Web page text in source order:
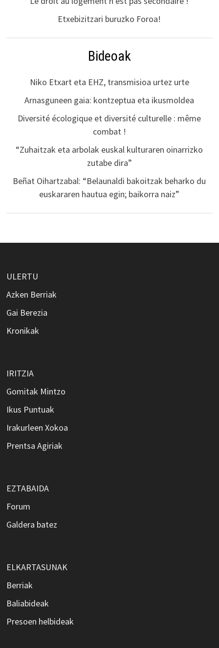
Etxebizitzari buruzko Foroa!
Bideoak
Niko Etxart eta EHZ, transmisioa urtez urte
Arnasguneen gaia: kontzeptua eta ikusmoldea
Diversité écologique et diversité culturelle : même
combat !
“Zuhaitzak eta arbolak euskal kulturaren oinarrizko
zutabe dira”
Beñat Oihartzabal: “Belaunaldi bakoitzak beharko du
euskararen hautua egin; baikorra naiz”
ULERTU
Azken Berriak
Gai Berezia
Kronikak
IRITZIA
Gomitak Mintzo
Ikus Puntuak
Irakurleen Xokoa
Prentsa Agiriak
EZTABAIDA
Forum
Galdera batez
ELKARTASUNAK
Berriak
Baliabideak
Presoen helbideak